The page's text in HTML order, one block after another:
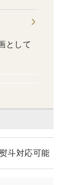
斗対応可能
として